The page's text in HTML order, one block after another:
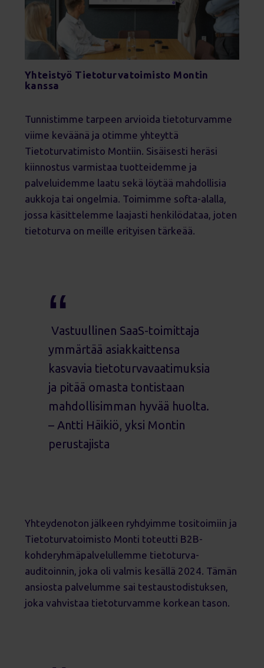
Yhteistyö Tietoturvatoimisto Montin
kanssa
Tunnistimme tarpeen arvioida tietoturvamme
viime keväänä ja otimme yhteyttä
Tietoturvatimisto Montiin. Sisäisesti heräsi
kiinnostus varmistaa tuotteidemme ja
palveluidemme laatu sekä löytää mahdollisia
aukkoja tai ongelmia. Toimimme softa-alalla,
jossa käsittelemme laajasti henkilödataa, joten
tietoturva on meille erityisen tärkeää.
Vastuullinen SaaS-toimittaja
ymmärtää asiakkaittensa
kasvavia tietoturvavaatimuksia
ja pitää omasta tontistaan
mahdollisimman hyvää huolta.
– Antti Häikiö, yksi Montin
perustajista
Yhteydenoton jälkeen ryhdyimme tositoimiin ja
Tietoturvatoimisto Monti toteutti B2B-
kohderyhmäpalvelullemme tietoturva-
auditoinnin, joka oli valmis kesällä 2024. Tämän
ansiosta palvelumme sai testaustodistuksen,
joka vahvistaa tietoturvamme korkean tason.